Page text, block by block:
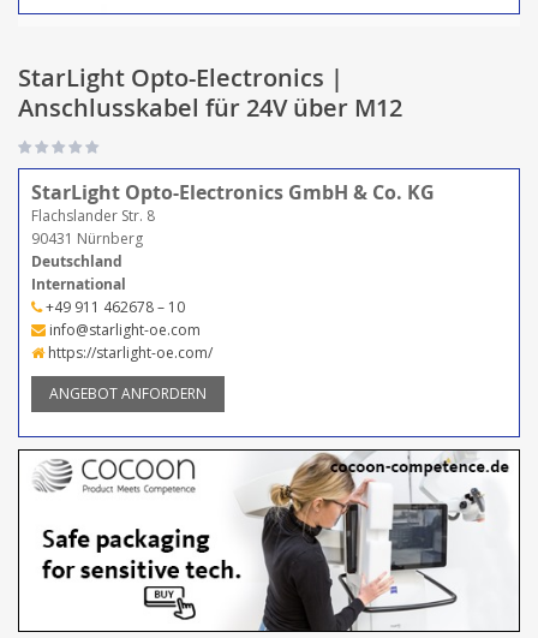
StarLight Opto-Electronics |
Anschlusskabel für 24V über M12
StarLight Opto-Electronics GmbH & Co. KG
Flachslander Str. 8
90431 Nürnberg
Deutschland
International
+49 911 462678 – 10
info@starlight-oe.com
https://starlight-oe.com/
ANGEBOT ANFORDERN